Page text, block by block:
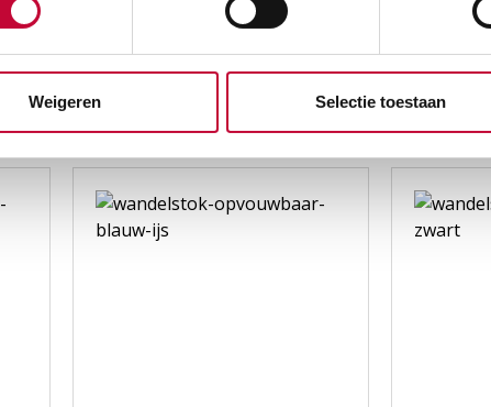
Weigeren Selectie toestaan
PRODUCTEN